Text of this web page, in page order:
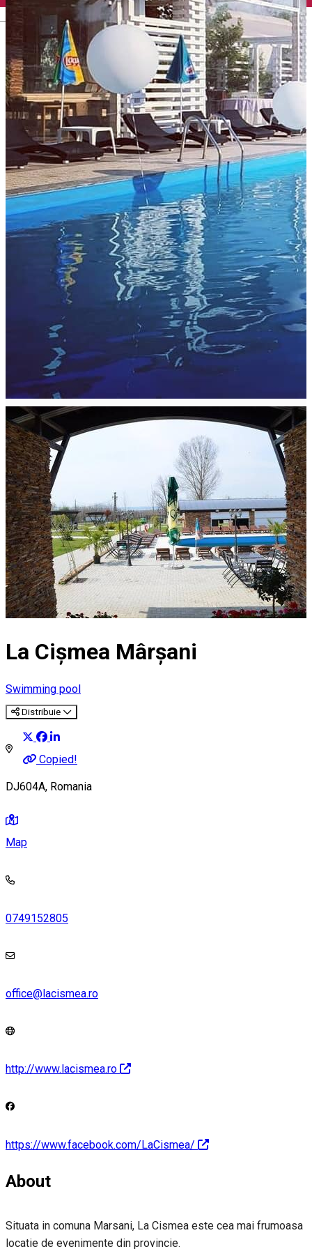
English
La Cișmea Mârșani
Swimming pool
Distribuie
Copied!
DJ604A, Romania
Map
0749152805
office@lacismea.ro
http://www.lacismea.ro
https://www.facebook.com/LaCismea/
About
Situata in comuna Marsani, La Cismea este cea mai frumoasa
locatie de evenimente din provincie.